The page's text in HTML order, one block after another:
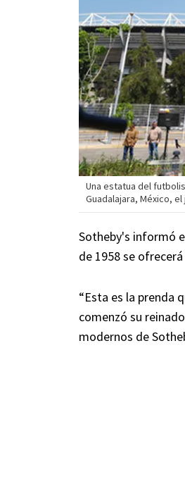
Una estatua del
Guadalajara, México,
Sotheby's informó
de 1958 se
“Esta es la prenda
comenzó su
modernos de